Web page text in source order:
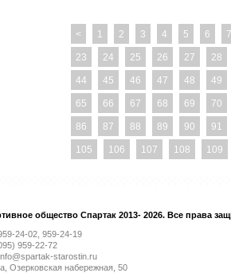
< 1 2 3 4 5 6 7
23 24 25 26 27 28
44 45 46 47 48 49
65 66 67 68 69 70
86 87 88 89 90 91
105 106 107 108 109
общество Спартак 2013- 2026. Все права
24-02, 959-24-19
959-22-72
starostin.ru
Озерковская набережная, 50